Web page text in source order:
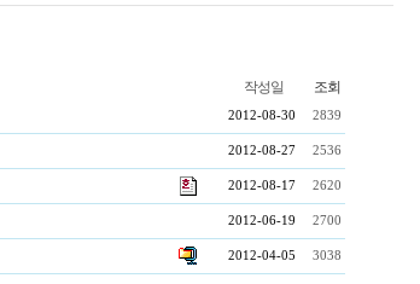
작성일 조회
2012-08-30 2839
2012-08-27 2536
2012-08-17 2620
2012-06-19 2700
2012-04-05 3038